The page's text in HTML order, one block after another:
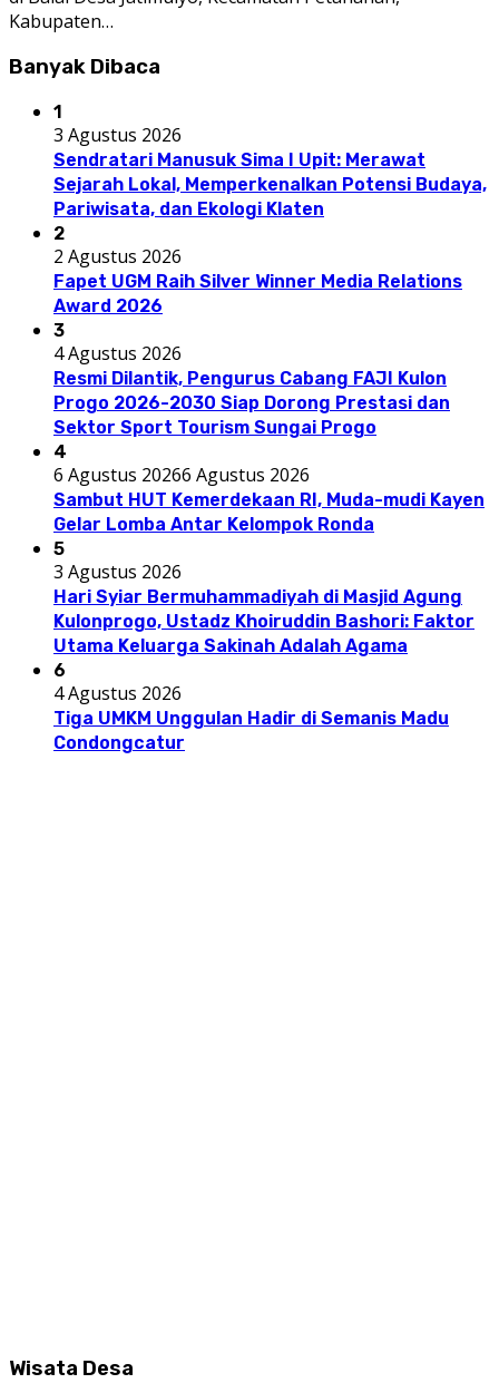
Kabupaten…
Banyak Dibaca
1
3 Agustus 2026
Sendratari Manusuk Sima I Upit: Merawat
Sejarah Lokal, Memperkenalkan Potensi Budaya,
Pariwisata, dan Ekologi Klaten
2
2 Agustus 2026
Fapet UGM Raih Silver Winner Media Relations
Award 2026
3
4 Agustus 2026
Resmi Dilantik, Pengurus Cabang FAJI Kulon
Progo 2026-2030 Siap Dorong Prestasi dan
Sektor Sport Tourism Sungai Progo
4
6 Agustus 20266 Agustus 2026
Sambut HUT Kemerdekaan RI, Muda-mudi Kayen
Gelar Lomba Antar Kelompok Ronda
5
3 Agustus 2026
Hari Syiar Bermuhammadiyah di Masjid Agung
Kulonprogo, Ustadz Khoiruddin Bashori: Faktor
Utama Keluarga Sakinah Adalah Agama
6
4 Agustus 2026
Tiga UMKM Unggulan Hadir di Semanis Madu
Condongcatur
Wisata Desa